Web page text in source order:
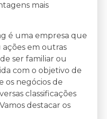
mais
é uma empresa que
em outras
ser familiar ou
com o objetivo de
os negócios de
classificações
destacar os